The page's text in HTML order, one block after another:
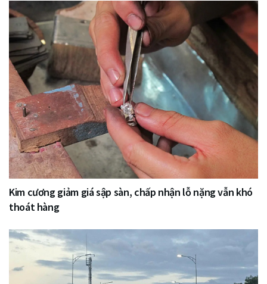
Kim cương giảm giá sập sàn, chấp nhận lỗ nặng vẫn khó
thoát hàng